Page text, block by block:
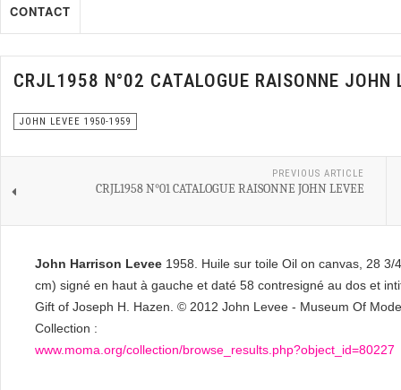
CONTACT
CRJL1958 N°02 CATALOGUE RAISONNE JOHN
JOHN LEVEE 1950-1959
PREVIOUS ARTICLE
CRJL1958 N°01 CATALOGUE RAISONNE JOHN LEVEE
John Harrison Levee 1958. Huile sur toile Oil on canvas, 28 3/
cm) signé en haut à gauche et daté 58 contresigné au dos et
Gift of Joseph H. Hazen. © 2012 John Levee - Museum Of
Collection :
www.moma.org/collection/browse_results.php?object_id=80227